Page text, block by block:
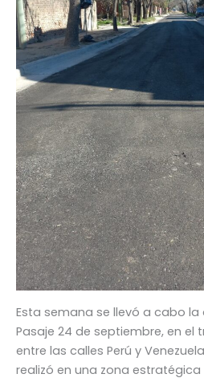
Esta semana se llevó a cabo
Pasaje 24 de septiembre, en
entre las calles Perú y
realizó en una zona